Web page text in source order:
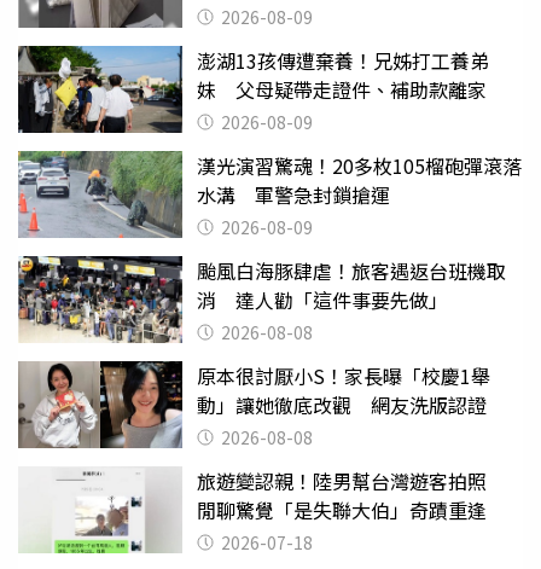
2026-08-09
澎湖13孩傳遭棄養！兄姊打工養弟
妹 父母疑帶走證件、補助款離家
2026-08-09
漢光演習驚魂！20多枚105榴砲彈滾落
水溝 軍警急封鎖搶運
2026-08-09
颱風白海豚肆虐！旅客遇返台班機取
消 達人勸「這件事要先做」
2026-08-08
原本很討厭小S！家長曝「校慶1舉
動」讓她徹底改觀 網友洗版認證
2026-08-08
旅遊變認親！陸男幫台灣遊客拍照
閒聊驚覺「是失聯大伯」奇蹟重逢
2026-07-18